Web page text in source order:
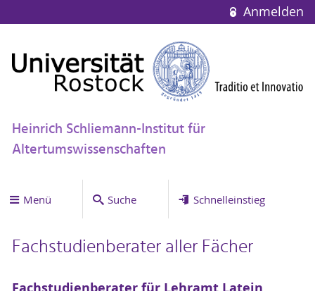
Anmelden
Heinrich Schliemann-Institut für
Altertumswissenschaften
Menü Suche Schnelleinstieg
Fachstudienberater aller Fächer